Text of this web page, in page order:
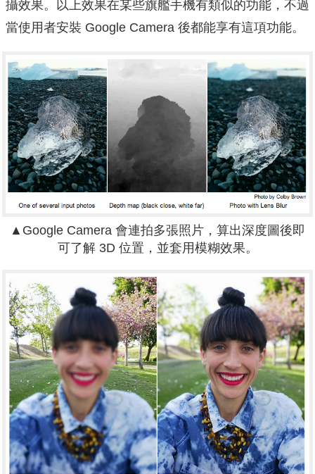
攝效果。以上效果在某些旗艦手機有類似的功能，不過
當使用者安裝 Google Camera 後都能享有這項功能。
▲ Google Camera 會連拍多張照片，算出深度圖後即
可了解 3D 位置，並套用模糊效果。